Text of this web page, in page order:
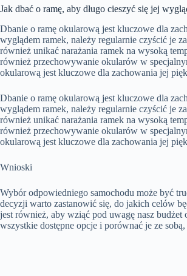
Jak dbać o ramę, aby długo cieszyć się jej
Dbanie o ramę okularową jest kluczowe dla
wyglądem ramek, należy regularnie czyścić je
również unikać narażania ramek na wysoką
również przechowywanie okularów w
okularową jest kluczowe dla zachowania jej
Dbanie o ramę okularową jest kluczowe dla
wyglądem ramek, należy regularnie czyścić je
również unikać narażania ramek na wysoką
również przechowywanie okularów w
okularową jest kluczowe dla zachowania jej
Wnioski
Wybór odpowiedniego samochodu może być
decyzji warto zastanowić się, do jakich celów
jest również, aby wziąć pod uwagę nasz
wszystkie dostępne opcje i porównać je ze